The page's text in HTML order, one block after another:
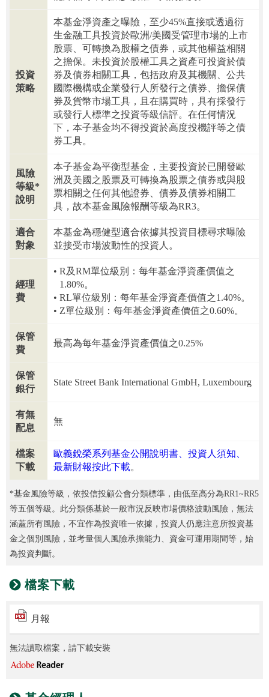
投資
策略
本基金淨資產之曝險，至少45%直接或透過衍
生金融工具投資於歐洲/美國受管理市場的上市
股票、可轉換為股權之債券，或其他權益相關
之擔保。未投資於股權工具之資產可投資於債
券及債券相關工具，包括政府及其機關、公共
國際機構或企業發行人所發行之債券、擔保債
券及貨幣市場工具，且在購買時，具有採發行
或發行人標準之投資等級信評。在任何情況
下，本子基金均不得投資於高度投機評等之債
券工具。
風險
等級*
說明
本子基金為平衡型基金，主要投資於已開發歐
洲及美國之股票及可轉換為股票之債券或與股
票相關之任何其他證券、債券及債券相關工
具，故本基金風險報酬等級為RR3。
適合
對象
本基金為穩健型適合依據其投資目標尋求曝險
並接受市場波動性的投資人。
經理
費
R及RM單位級別：每年基金淨資產價值之
1.80%。
RL單位級別：每年基金淨資產價值之1.40%。
Z單位級別：每年基金淨資產價值之0.60%。
保管
費
最高為每年基金淨資產價值之0.25%
保管
銀行
State Street Bank International GmbH, Luxembourg
有無
配息
無
檔案
下載
歐義銳榮系列基金公開說明書、投資人須知、
最新財報按此下載。
*基金風險等級，依投信投顧公會分類標準，由低至高分為RR1~RR5
等五個等級。此分類係基於一般市況反映市場價格波動風險，無法
涵蓋所有風險，不宜作為投資唯一依據，投資人仍應注意所投資基
金之個別風險，並考量個人風險承擔能力、資金可運用期間等，始
為投資判斷。
檔案下載
月報
無法讀取檔案，請下載安裝